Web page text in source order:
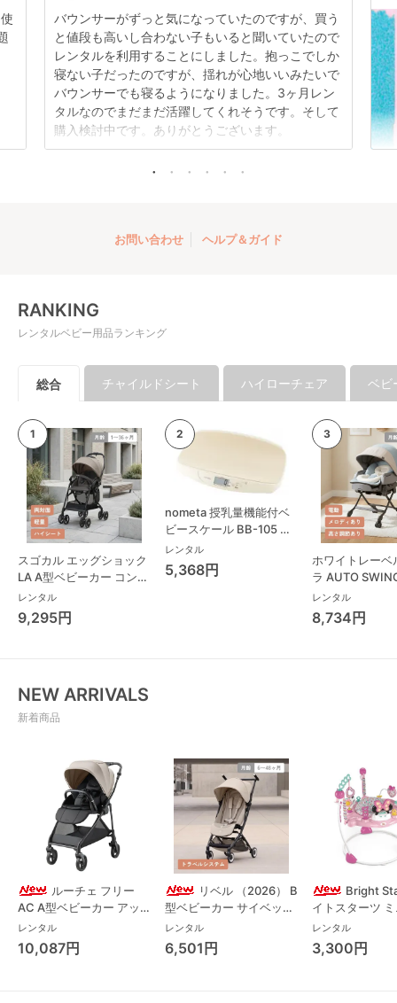
ホワイトレーベル ラ
ベリタ エッグショッ
ク AL コンビ(Combi)
A型ベビーカー
円 〜
バウンサーがずっと気になっていたのですが、買う
と値段も高いし合わない子もいると聞いていたので
レンタルを利用することにしました。抱っこでしか
寝ない子だったのですが、揺れが心地いいみたいで
バウンサーでも寝るようになりました。3ヶ月レン
タルなのでまだまだ活躍してくれそうです。そして
購入検討中です。ありがとうございます。
お問い合わせ ヘルプ＆ガイド
RANKING
レンタルベビー用品ランキング
総合 チャイルドシート ハイローチェア ベビ
スゴカル エッグショック
LA A型ベビーカー コンビ
(Combi)
レンタル
9,295円
nometa 授乳量機能付ベ
ビースケール BB-105 タ
ニタ(TANITA) ベビースケ
ール・体重計
レンタル
5,368円
ホワイトレーベ
ラ AUTO
Long スリープ
コンビ(Combi)
チェア・ベビー
レンタル
8,734円
NEW ARRIVALS
新着商品
ルーチェ フリー
AC A型ベビーカー アッ
プリカ(Aprica) A型ベビ
ーカー アップリカ
(Aprica)
レンタル
10,087円
リベル （2026） B
型ベビーカー サイベック
ス(cybex)
レンタル
6,501円
Bright
イトスターツ
ス フォーエバ
レンド ジャン
パルー キッズ
レンタル
3,300円